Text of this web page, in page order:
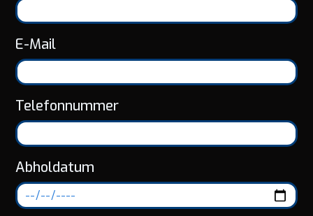
E-Mail
Telefonnummer
Abholdatum